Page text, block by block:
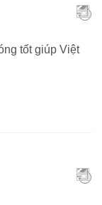
tốt giúp Việt